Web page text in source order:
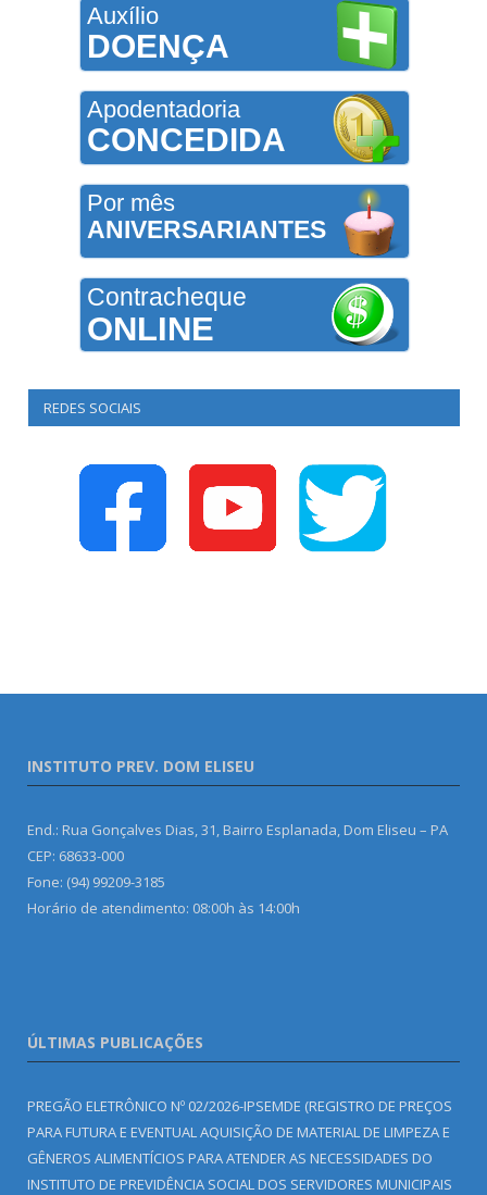
Auxílio
DOENÇA
Apodentadoria
CONCEDIDA
Por mês
ANIVERSARIANTES
Contracheque
ONLINE
REDES SOCIAIS
INSTITUTO PREV. DOM ELISEU
End.: Rua Gonçalves Dias, 31, Bairro Esplanada, Dom Eliseu – PA
CEP: 68633-000
Fone: (94) 99209-3185
Horário de atendimento: 08:00h às 14:00h
ÚLTIMAS PUBLICAÇÕES
PREGÃO ELETRÔNICO Nº 02/2026-IPSEMDE (REGISTRO DE PREÇOS
PARA FUTURA E EVENTUAL AQUISIÇÃO DE MATERIAL DE LIMPEZA E
GÊNEROS ALIMENTÍCIOS PARA ATENDER AS NECESSIDADES DO
INSTITUTO DE PREVIDÊNCIA SOCIAL DOS SERVIDORES MUNICIPAIS